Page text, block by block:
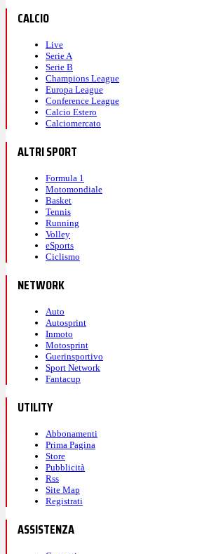
CALCIO
Live
Serie A
Serie B
Champions League
Europa League
Conference League
Calcio Estero
Calciomercato
ALTRI SPORT
Formula 1
Motomondiale
Basket
Tennis
Running
Volley
eSports
Ciclismo
NETWORK
Auto
Autosprint
Inmoto
Motosprint
Guerinsportivo
Sport Network
Fantacup
UTILITY
Abbonamenti
Prima Pagina
Store
Pubblicità
Rss
Site Map
Registrati
ASSISTENZA